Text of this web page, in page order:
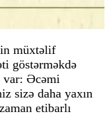
müxtəlif
göstərməkdə
var: Əcəmi
sizə daha yaxın
etibarlı